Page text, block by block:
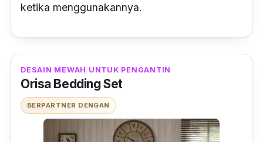
ketika menggunakannya.
DESAIN MEWAH UNTUK PENGANTIN
Orisa Bedding Set
BERPARTNER DENGAN